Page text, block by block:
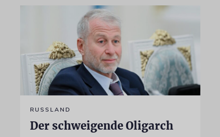
RUSSLAND
Der schweigende Oligarch